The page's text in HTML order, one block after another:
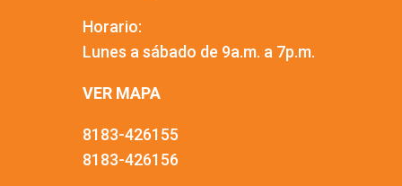
Horario:
Lunes a sábado de 9a.m. a 7p.m.
VER MAPA
8183-426155
8183-426156